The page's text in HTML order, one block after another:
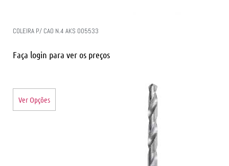
COLEIRA P/ CAO N.4 AKS 005533
Faça login para ver os preços
Ver Opções